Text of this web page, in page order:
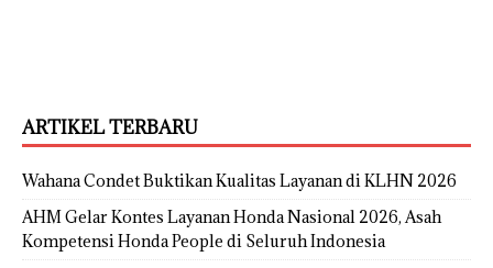
ARTIKEL TERBARU
Wahana Condet Buktikan Kualitas Layanan di KLHN 2026
AHM Gelar Kontes Layanan Honda Nasional 2026, Asah
Kompetensi Honda People di Seluruh Indonesia